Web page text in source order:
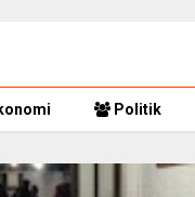
Politik